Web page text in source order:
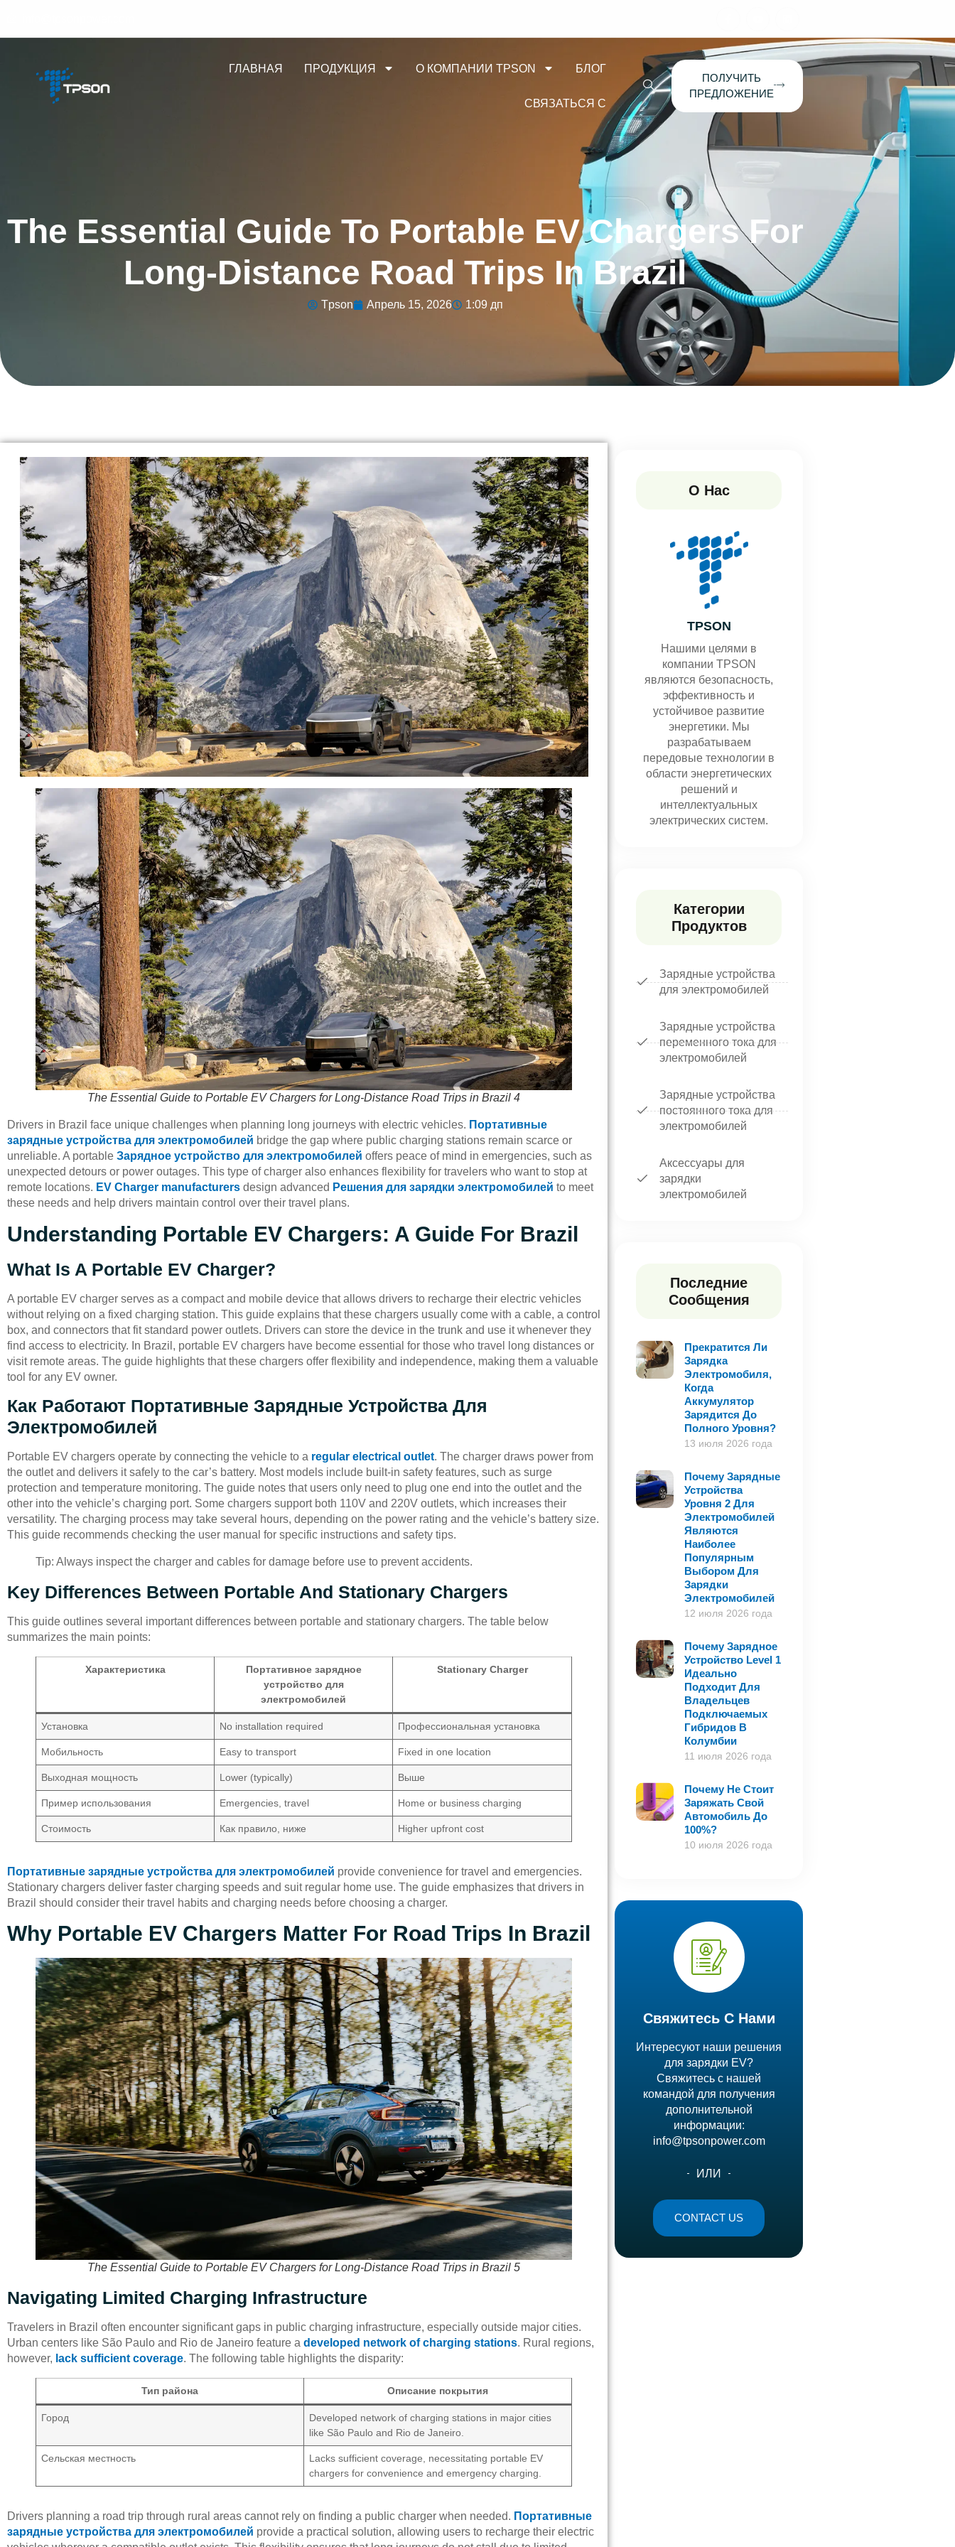
ГЛАВНАЯ ПРОДУКЦИЯ О КОМПАНИИ TPSON БЛОГ
СВЯЗАТЬСЯ С
ПОЛУЧИТЬ
ПРЕДЛОЖЕНИЕ
The Essential Guide To Portable EV Chargers For
Long-Distance Road Trips In Brazil
Tpson Апрель 15, 2026 1:09 дп
The Essential Guide to Portable EV Chargers for Long-Distance Road Trips in Brazil 4
Drivers in Brazil face unique challenges when planning long journeys with electric vehicles. Портативные
зарядные устройства для электромобилей bridge the gap where public charging stations remain scarce or
unreliable. A portable Зарядное устройство для электромобилей offers peace of mind in emergencies, such as
unexpected detours or power outages. This type of charger also enhances flexibility for travelers who want to stop at
remote locations. EV Charger manufacturers design advanced Решения для зарядки электромобилей to meet
these needs and help drivers maintain control over their travel plans.
Understanding Portable EV Chargers: A Guide For Brazil
What Is A Portable EV Charger?
A portable EV charger serves as a compact and mobile device that allows drivers to recharge their electric vehicles
without relying on a fixed charging station. This guide explains that these chargers usually come with a cable, a control
box, and connectors that fit standard power outlets. Drivers can store the device in the trunk and use it whenever they
find access to electricity. In Brazil, portable EV chargers have become essential for those who travel long distances or
visit remote areas. The guide highlights that these chargers offer flexibility and independence, making them a valuable
tool for any EV owner.
Как Работают Портативные Зарядные Устройства Для
Электромобилей
Portable EV chargers operate by connecting the vehicle to a regular electrical outlet. The charger draws power from
the outlet and delivers it safely to the car’s battery. Most models include built-in safety features, such as surge
protection and temperature monitoring. The guide notes that users only need to plug one end into the outlet and the
other into the vehicle’s charging port. Some chargers support both 110V and 220V outlets, which increases their
versatility. The charging process may take several hours, depending on the power rating and the vehicle’s battery size.
This guide recommends checking the user manual for specific instructions and safety tips.
Tip: Always inspect the charger and cables for damage before use to prevent accidents.
Key Differences Between Portable And Stationary Chargers
This guide outlines several important differences between portable and stationary chargers. The table below
summarizes the main points:
Характеристика
Портативное зарядное
устройство для
электромобилей
Stationary Charger
Установка No installation required Профессиональная установка
Мобильность Easy to transport Fixed in one location
Выходная мощность Lower (typically) Выше
Пример использования Emergencies, travel Home or business charging
Стоимость Как правило, ниже Higher upfront cost
Портативные зарядные устройства для электромобилей provide convenience for travel and emergencies.
Stationary chargers deliver faster charging speeds and suit regular home use. The guide emphasizes that drivers in
Brazil should consider their travel habits and charging needs before choosing a charger.
Why Portable EV Chargers Matter For Road Trips In Brazil
The Essential Guide to Portable EV Chargers for Long-Distance Road Trips in Brazil 5
Navigating Limited Charging Infrastructure
Travelers in Brazil often encounter significant gaps in public charging infrastructure, especially outside major cities.
Urban centers like São Paulo and Rio de Janeiro feature a developed network of charging stations. Rural regions,
however, lack sufficient coverage. The following table highlights the disparity:
Тип района Описание покрытия
Город
Developed network of charging stations in major cities
like São Paulo and Rio de Janeiro.
Сельская местность
Lacks sufficient coverage, necessitating portable EV
chargers for convenience and emergency charging.
Drivers planning a road trip through rural areas cannot rely on finding a public charger when needed. Портативные
зарядные устройства для электромобилей provide a practical solution, allowing users to recharge their electric
О Нас
TPSON
Нашими целями в
компании TPSON
являются безопасность,
эффективность и
устойчивое развитие
энергетики. Мы
разрабатываем
передовые технологии в
области энергетических
решений и
интеллектуальных
электрических систем.
Категории
Продуктов
Зарядные устройства
для электромобилей
Зарядные устройства
переменного тока для
электромобилей
Зарядные устройства
постоянного тока для
электромобилей
Аксессуары для
зарядки
электромобилей
Последние
Сообщения
Прекратится Ли
Зарядка
Электромобиля,
Когда
Аккумулятор
Зарядится До
Полного Уровня?
13 июля 2026 года
Почему Зарядные
Устройства
Уровня 2 Для
Электромобилей
Являются
Наиболее
Популярным
Выбором Для
Зарядки
Электромобилей
12 июля 2026 года
Почему Зарядное
Устройство Level 1
Идеально
Подходит Для
Владельцев
Подключаемых
Гибридов В
Колумбии
11 июля 2026 года
Почему Не Стоит
Заряжать Свой
Автомобиль До
100%?
10 июля 2026 года
Свяжитесь С Нами
Интересуют наши решения
для зарядки EV?
Свяжитесь с нашей
командой для получения
дополнительной
информации:
info@tpsonpower.com
ИЛИ
CONTACT US